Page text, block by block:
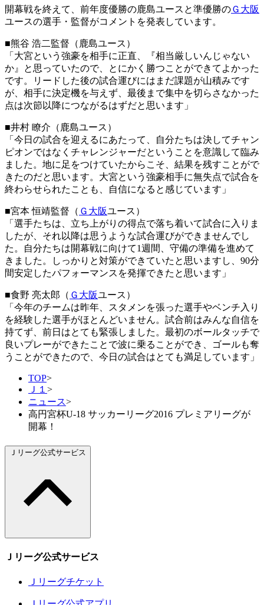
開幕戦を終えて、前年度優勝の鹿島ユースと準優勝のＧ大阪
ユースの選手・監督がコメントを発表しています。
■熊谷 浩二監督（鹿島ユース）
「大宮という強豪を相手に正直、『相当厳しいんじゃない
か』と思っていたので、とにかく勝つことができてよかった
です。リードした後の試合運びにはまだ課題が山積みです
が、相手に決定機を与えず、最後まで集中を切らさなかった
点は次節以降につながるはずだと思います」
■井村 瞭介（鹿島ユース）
「今日の試合を迎えるにあたって、自分たちは決してチャン
ピオンではなくチャレンジャーだということを意識して臨み
ました。地に足をつけていたからこそ、結果を残すことがで
きたのだと思います。大宮という強豪相手に無失点で試合を
終わらせられたことも、自信になると感じています」
■宮本 恒靖監督（ Ｇ大阪ユース）
「選手たちは、立ち上がりの得点で落ち着いて試合に入りま
したが、それ以降は思うような試合運びができませんでし
た。自分たちは開幕戦に向けて1週間、守備の準備を進めて
きました。しっかりと対策ができていたと思いますし、90分
間安定したパフォーマンスを発揮できたと思います」
■食野 亮太郎（ Ｇ大阪ユース）
「今年のチームは昨年、スタメンを張った選手やベンチ入り
を経験した選手がほとんどいません。試合前はみんな自信を
持てず、前日はとても緊張しました。最初のボールタッチで
良いプレーができたことで波に乗ることができ、ゴールも奪
うことができたので、今日の試合はとても満足しています」
TOP>
Ｊ１ >
ニュース>
高円宮杯U-18 サッカーリーグ2016 プレミアリーグが
開幕！
Ｊリーグ公式サービス
Ｊリーグ公式サービス
Ｊリーグチケット